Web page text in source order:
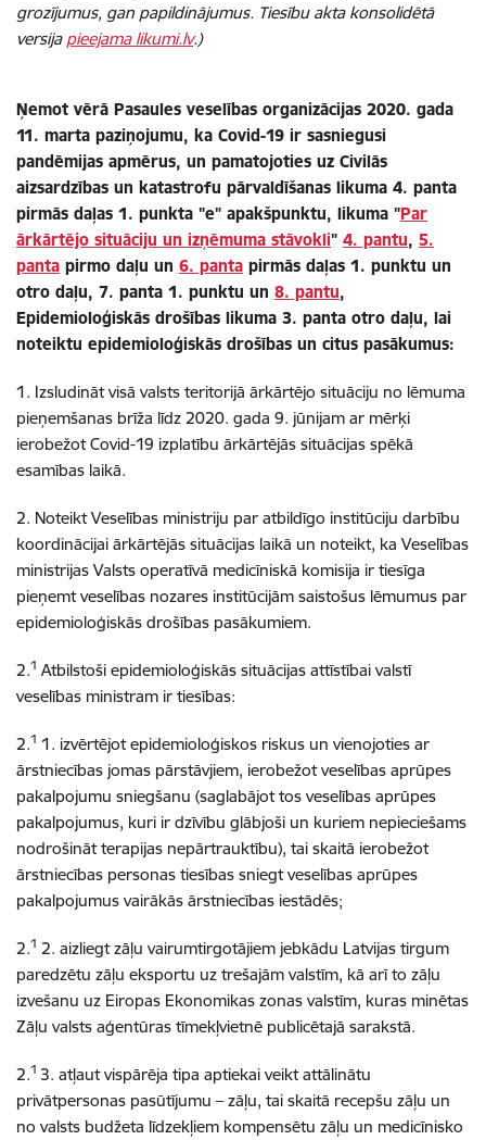
grozījumus, gan papildinājumus. Tiesību akta konsolidētā
versija pieejama likumi.lv.)
Ņemot vērā Pasaules veselības organizācijas 2020. gada
11. marta paziņojumu, ka Covid-19 ir sasniegusi
pandēmijas apmērus, un pamatojoties uz Civilās
aizsardzības un katastrofu pārvaldīšanas likuma 4. panta
pirmās daļas 1. punkta "e" apakšpunktu, likuma "Par
ārkārtējo situāciju un izņēmuma stāvokli" 4. pantu, 5.
panta pirmo daļu un 6. panta pirmās daļas 1. punktu un
otro daļu, 7. panta 1. punktu un 8. pantu,
Epidemioloģiskās drošības likuma 3. panta otro daļu, lai
noteiktu epidemioloģiskās drošības un citus pasākumus:
1. Izsludināt visā valsts teritorijā ārkārtējo situāciju no lēmuma
pieņemšanas brīža līdz 2020. gada 9. jūnijam ar mērķi
ierobežot Covid-19 izplatību ārkārtējās situācijas spēkā
esamības laikā.
2. Noteikt Veselības ministriju par atbildīgo institūciju darbību
koordinācijai ārkārtējās situācijas laikā un noteikt, ka Veselības
ministrijas Valsts operatīvā medicīniskā komisija ir tiesīga
pieņemt veselības nozares institūcijām saistošus lēmumus par
epidemioloģiskās drošības pasākumiem.
2.1 Atbilstoši epidemioloģiskās situācijas attīstībai valstī
veselības ministram ir tiesības:
2.1 1. izvērtējot epidemioloģiskos riskus un vienojoties ar
ārstniecības jomas pārstāvjiem, ierobežot veselības aprūpes
pakalpojumu sniegšanu (saglabājot tos veselības aprūpes
pakalpojumus, kuri ir dzīvību glābjoši un kuriem nepieciešams
nodrošināt terapijas nepārtrauktību), tai skaitā ierobežot
ārstniecības personas tiesības sniegt veselības aprūpes
pakalpojumus vairākās ārstniecības iestādēs;
2.1 2. aizliegt zāļu vairumtirgotājiem jebkādu Latvijas tirgum
paredzētu zāļu eksportu uz trešajām valstīm, kā arī to zāļu
izvešanu uz Eiropas Ekonomikas zonas valstīm, kuras minētas
Zāļu valsts aģentūras tīmekļvietnē publicētajā sarakstā.
2.1 3. atļaut vispārēja tipa aptiekai veikt attālinātu
privātpersonas pasūtījumu – zāļu, tai skaitā recepšu zāļu un
no valsts budžeta līdzekļiem kompensētu zāļu un medicīnisko